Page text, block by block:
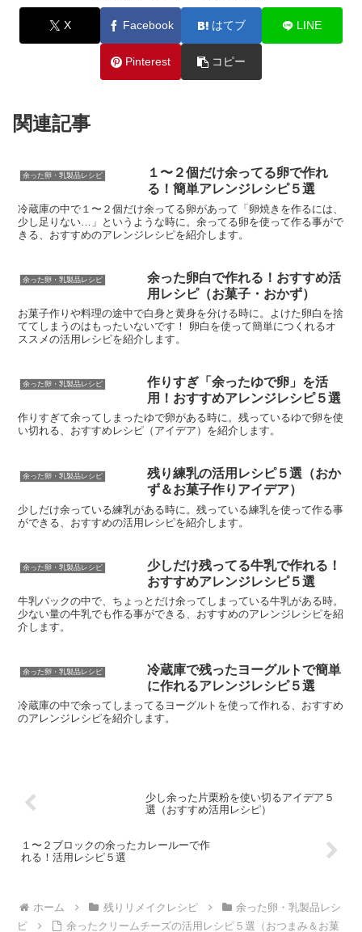
X Facebook はてブ LINE
Pinterest コピー
関連記事
余った卵・乳製品レシピ
１〜２個だけ余ってる卵で作れ
る！簡単アレンジレシピ５選
冷蔵庫の中で１〜２個だけ余ってる卵があって「卵焼きを作るには、
少し足りない…」というような時に。余ってる卵を使って作る事がで
きる、おすすめのアレンジレシピを紹介します。
余った卵・乳製品レシピ
余った卵白で作れる！おすすめ活
用レシピ（お菓子・おかず）
お菓子作りや料理の途中で白身と黄身を分ける時に。よけた卵白を捨
ててしまうのはもったいないです！ 卵白を使って簡単につくれるオ
ススメの活用レシピを紹介します。
余った卵・乳製品レシピ
作りすぎ「余ったゆで卵」を活
用！おすすめアレンジレシピ５選
作りすぎて余ってしまったゆで卵がある時に。残っているゆで卵を使
い切れる、おすすめレシピ（アイデア）を紹介します。
余った卵・乳製品レシピ
残り練乳の活用レシピ５選（おか
ず＆お菓子作りアイデア）
少しだけ余っている練乳がある時に。残っている練乳を使って作る事
ができる、おすすめの活用レシピを紹介します。
余った卵・乳製品レシピ
少しだけ残ってる牛乳で作れる！
おすすめアレンジレシピ５選
牛乳パックの中で、ちょっとだけ余ってしまっている牛乳がある時。
少ない量の牛乳でも作る事ができる、おすすめのアレンジレシピを紹
介します。
余った卵・乳製品レシピ
冷蔵庫で残ったヨーグルトで簡単
に作れるアレンジレシピ５選
冷蔵庫の中で余ってしまってるヨーグルトを使って作れる、おすすめ
のアレンジレシピを紹介します。
少し余った片栗粉を使い切るアイデア５
選（おすすめ活用レシピ）
１〜２ブロックの余ったカレールーで作
れる！活用レシピ５選
ホーム 残りリメイクレシピ
余った卵・乳製品レシ
ピ
余ったクリームチーズの活用レシピ５選（おつまみ＆お菓